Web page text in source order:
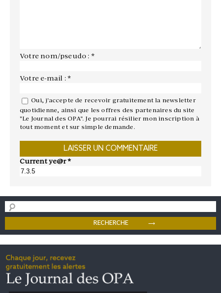
Votre nom/pseudo : *
Votre e-mail : *
Oui, j'accepte de recevoir gratuitement la newsletter
quotidienne, ainsi que les offres des partenaires du site
"Le Journal des OPA". Je pourrai résilier mon inscription à
tout moment et sur simple demande.
Current ye@r*